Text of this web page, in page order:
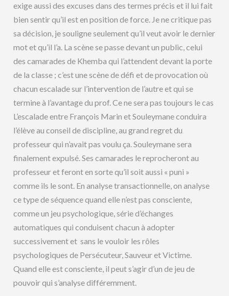
exige aussi des excuses dans des termes précis et il lui fait
bien sentir qu’il est en position de force. Je ne critique pas
sa décision, je souligne seulement qu’il veut avoir le dernier
mot et qu’il l’a. La scène se passe devant un public, celui
des camarades de Khemba qui l’attendent devant la porte
de la classe ; c’est une scène de défi et de provocation où
chacun escalade sur l’intervention de l’autre et qui se
termine à l’avantage du prof. Ce ne sera pas toujours le cas
L’escalade entre François Marin et Souleymane conduira
l’élève au conseil de discipline, au grand regret du
professeur qui n’avait pas voulu ça. Souleymane sera
finalement expulsé. Ses camarades le reprocheront au
professeur et feront en sorte qu’il soit aussi « puni »
comme ils le sont. En analyse transactionnelle, on analyse
ce type de séquence quand elle n’est pas consciente,
comme un jeu psychologique, série d’échanges
automatiques qui conduisent chacun à adopter
successivement et sans le vouloir les rôles
psychologiques de Persécuteur, Sauveur et Victime.
Quand elle est consciente, il peut s’agir d’un de jeu de
pouvoir qui s’analyse différemment.